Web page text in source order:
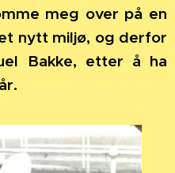
meg over på en
nytt miljø, og derfor
Bakke, etter å ha